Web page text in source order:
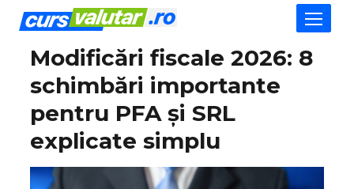
Modificări fiscale 2026: 8
schimbări importante
pentru PFA și SRL
explicate simplu